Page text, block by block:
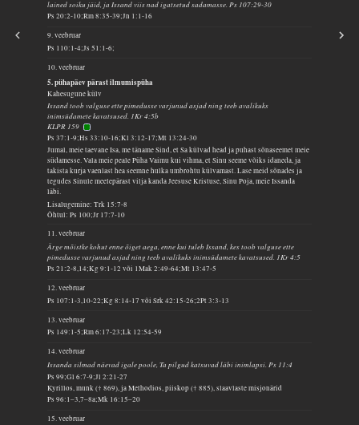
lained soiku jäid, ja Issand viis nad igatsetud sadamasse. Ps 107:29-30
Ps 20:2-10;Rm 8:35-39;Jn 1:1-16
9. veebruar
Ps 110:1-4;Js 51:1-6;
10. veebruar
5. pühapäev pärast ilmumispüha
Kahesugune külv
Issand toob valguse ette pimedusse varjunud asjad ning teeb avalikuks
inimsüdamete kavatsused. 1Kr 4:5b
KLPR 159
Ps 37:1-9;Hs 33:10-16;Kl 3:12-17;Mt 13:24-30
Jumal, meie taevane Isa, me täname Sind, et Sa külvad head ja puhast sõnaseemet meie
südamesse. Vala meie peale Püha Vaimu kui vihma, et Sinu seeme võiks idaneda, ja
takista kurja vaenlast hea seemne hulka umbrohtu külvamast. Lase meid sõnades ja
tegudes Sinule meelepärast vilja kanda Jeesuse Kristuse, Sinu Poja, meie Issanda
läbi.
Lisalugemine: Trk 15:7-8
Õhtul: Ps 100;Jr 17:7-10
11. veebruar
Ärge mõistke kohut enne õiget aega, enne kui tuleb Issand, kes toob valguse ette
pimedusse varjunud asjad ning teeb avalikuks inimsüdamete kavatsused. 1Kr 4:5
Ps 21:2-8,14;Kg 9:1-12 või 1Mak 2:49-64;Mt 13:47-5
12. veebruar
Ps 107:1-3,10-22;Kg 8:14-17 või Srk 42:15-26;2Pt 3:3-13
13. veebruar
Ps 149:1-5;Rm 6:17-23;Lk 12:54-59
14. veebruar
Issanda silmad näevad igale poole, Ta pilgud katsuvad läbi inimlapsi. Ps 11:4
Ps 99;Gl 6:7-9;Jl 2:21-27
Kyrillos, munk († 869), ja Methodios, piiskop († 885), slaavlaste misjonärid
Ps 96:1–3,7–8a;Mk 16:15–20
15. veebruar